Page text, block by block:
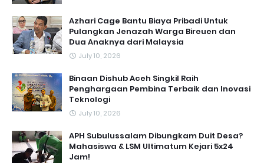
Azhari Cage Bantu Biaya Pribadi Untuk
Pulangkan Jenazah Warga Bireuen dan
Dua Anaknya dari Malaysia
July 10, 2026
Binaan Dishub Aceh Singkil Raih
Penghargaan Pembina Terbaik dan Inovasi
Teknologi
July 10, 2026
APH Subulussalam Dibungkam Duit Desa?
Mahasiswa & LSM Ultimatum Kejari 5x24
Jam!